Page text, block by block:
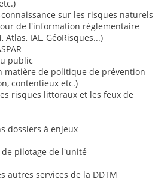
sur les risques naturels
de l'information réglementaire
Atlas, IAL, GéoRisques...)
public
matière de politique de prévention
contentieux etc.)
risques littoraux et les feux de
dossiers à enjeux
pilotage de l'unité
autres services de la DDTM